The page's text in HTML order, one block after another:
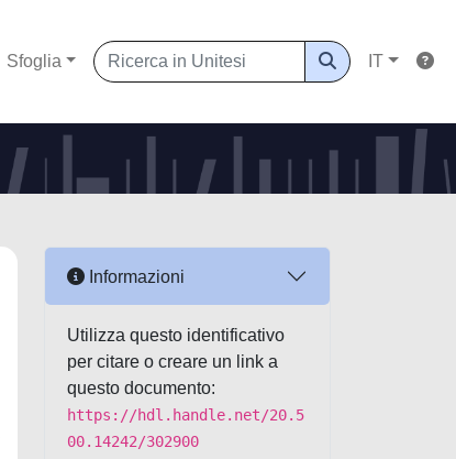
Sfoglia IT
Informazioni
Utilizza questo identificativo
per citare o creare un link a
questo documento:
https://hdl.handle.net/20.5
00.14242/302900